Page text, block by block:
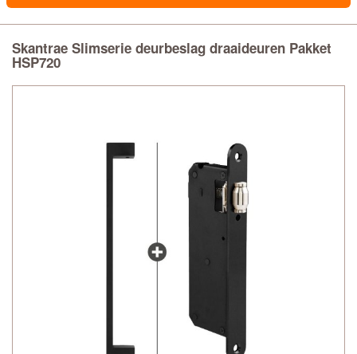
Skantrae Slimserie deurbeslag draaideuren Pakket
HSP720